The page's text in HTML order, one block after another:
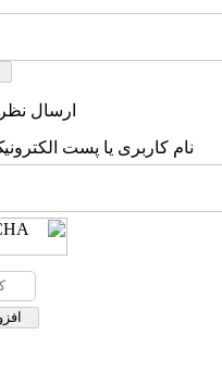
ارسال
نام کاربری یا پست